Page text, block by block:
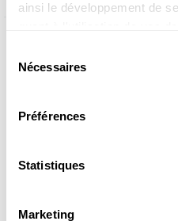
ainsi le développement de
tout moment en consultant
cookies ou en cliquant sur
Si vous le permettez, nous
géographique qui
Identifier votre appareil
Nécessaires
Préférences
Statistiques
Marketing
Tous dehors ! Au jardin
<